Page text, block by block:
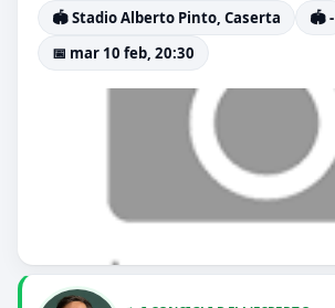
🏟️ Stadio Alberto Pinto, Caserta
🏟️ -
📅 mar 10 feb, 20:30